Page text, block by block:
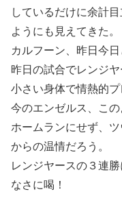
しているだけに余計
ようにも見えてきた。
カルフーン、昨日今日
昨日の試合でレンジ
小さい身体で情熱的プ
今のエンゼルス、この
ホームランにせず、
からの温情だろう。
レンジヤースの３連
なさに喝！